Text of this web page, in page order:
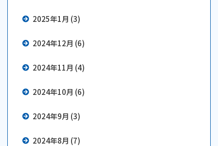
2025年1月 (3)
2024年12月 (6)
2024年11月 (4)
2024年10月 (6)
2024年9月 (3)
2024年8月 (7)